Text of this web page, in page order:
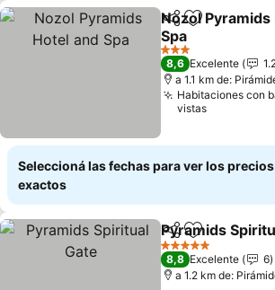
Compartir
Añadir a
Nozol
Spa
Ver precios
3 Estrellas
8,6 Excelente
a 1.1 km de:
Habitaciones con
vistas
Seleccioná las fechas para ver los precios
exactos
Compartir
Añadir a
Pyramids
5 Estrellas
8,8 Excelente
6
a 1.2 km de: